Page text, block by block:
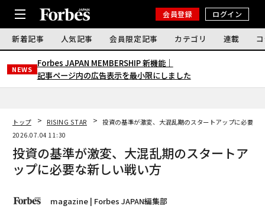
会員登録 ログイン
新着記事 人気記事 会員限定記事 カテゴリ 連載
NEWS
Forbes JAPAN MEMBERSHIP 新機能｜
記事ページ内の広告表示を最小限にしました
トップ RISING STAR
投資の基準が激変、大混乱期のスタートアップに必要な
2026.07.04 11:30
投資の基準が激変、大混乱期のスタートア
ップに必要な新しい戦い方
magazine | Forbes JAPAN編集部